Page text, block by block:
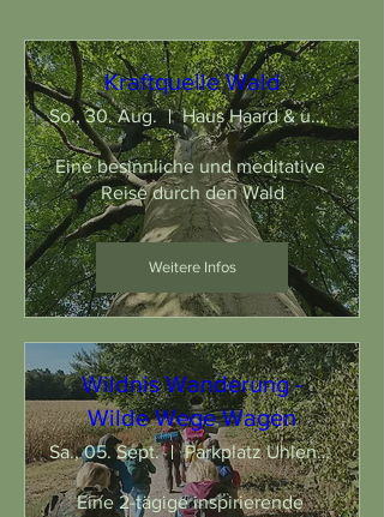
Kraftquelle Wald
So., 30. Aug. Haus Haard & umliegender Wald
Eine besinnliche und meditative
Reise durch den Wald
Weitere Infos
Wildnis Wanderung -
Wilde Wege Wagen
Sa., 05. Sept. Parkplatz Uhlenhof - Haltern am See
Eine 2-tägige inspirierende